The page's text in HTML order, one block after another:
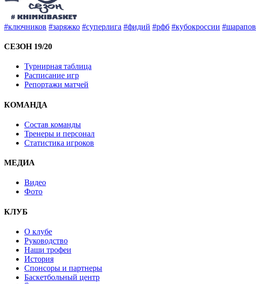
#ключников #заряжко #суперлига #фидий #рфб #кубокроссии #шарапов
СЕЗОН 19/20
Турнирная таблица
Расписание игр
Репортажи матчей
КОМАНДА
Состав команды
Тренеры и персонал
Статистика игроков
МЕДИА
Видео
Фото
КЛУБ
О клубе
Руководство
Наши трофеи
История
Спонсоры и партнеры
Баскетбольный центр